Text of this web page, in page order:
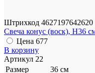
Штрихкод 4627197642620
Свеча конус (воск), H36
Цена 677
В корзину
Артикул 22
Размер
36 см